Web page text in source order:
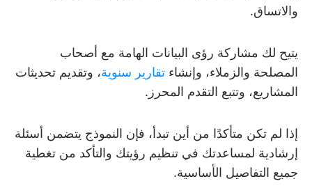
والاتساق.
يتيح لك مشاركة رؤى البيانات الهامة مع أصحاب
المصلحة والزملاء، وإنشاء تقارير سنوية، وتقديم تحديثات
المشاريع، وتتبع التقدم المحرز.
إذا لم تكن متأكدًا من أين تبدأ، فإن النموذج يتضمن أسئلة
إرشادية لمساعدتك في تنظيم رؤيتك والتأكد من تغطية
جميع التفاصيل الأساسية.